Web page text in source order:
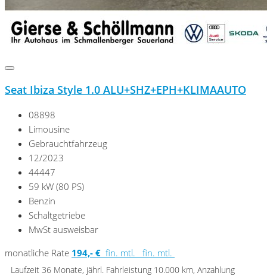
Seat Ibiza Style 1.0 ALU+SHZ+EPH+KLIMAAUTO
08898
Limousine
Gebrauchtfahrzeug
12/2023
44447
59 kW (80 PS)
Benzin
Schaltgetriebe
MwSt ausweisbar
monatliche Rate 194,- € fin. mtl. fin. mtl.
Laufzeit 36 Monate, jährl. Fahrleistung 10.000 km, Anzahlung